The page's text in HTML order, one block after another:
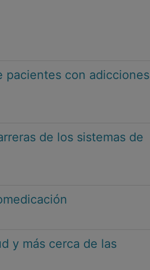
pacientes con adicciones
de los sistemas de
y más cerca de las